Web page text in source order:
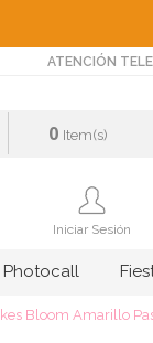
ATENCIÓN
0 Item(s)
Iniciar Sesión
Photocall
Bloom Amarillo